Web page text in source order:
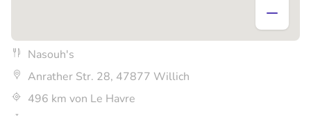
Nasouh's
Anrather Str. 28, 47877 Willich
496 km von Le Havre